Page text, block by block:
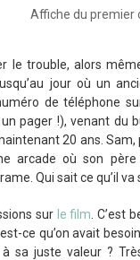
Affiche du premier
le trouble, alors
jour où un
de téléphone
pager !), venant du
20 ans. Sam,
arcade où son
Qui sait ce qu’il va
sur le film . C’est
ce qu’on avait
à sa juste valeur ?